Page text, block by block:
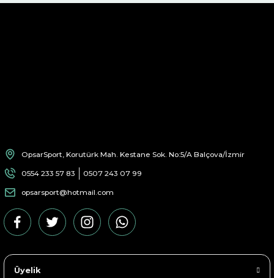
OpsarSport, Korutürk Mah. Kestane Sok. No:5/A Balçova/İzmir
0554 233 57 83 0507 243 07 99
opsarsport@hotmail.com
Üyelik